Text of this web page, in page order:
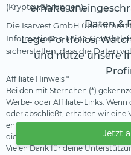
erhalte
Daten &
Lege Portfolios,
und nutze unsere
Jetzt
(Kryptowährungen).
Die Isarvest GmbH
Informationen keine
sicherstellen, dass die Daten
Affiliate Hinweis *
Bei den mit Sternchen (*)
Werbe- oder Affiliate-Links.
oder abschließt, erhalten wir eine
entstehen dadurch keine
diese Einnahmen, um unser
Vielen Dank für deine